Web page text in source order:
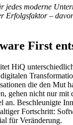
jedes moderne
Erfolgsfaktor –
First
HiQ
die den Mut
gehen nicht nur mit
an. Beschleunigte
Fortschritt:
für Veränderung.